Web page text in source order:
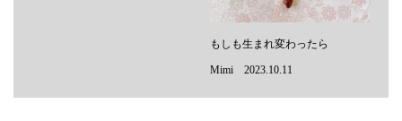
もしも生まれ変わったら
Mimi 2023.10.11